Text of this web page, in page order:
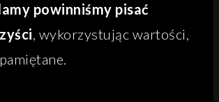
powinniśmy pisać
, wykorzystując wartości,